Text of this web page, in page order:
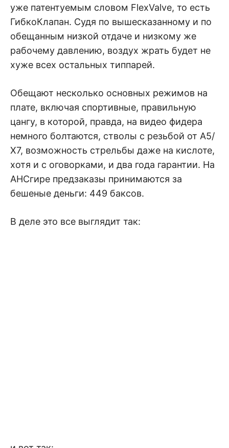
уже патентуемым словом FlexValve, то есть
ГибкоКлапан. Судя по вышесказанному и по
обещанным низкой отдаче и низкому же
рабочему давлению, воздух жрать будет не
хуже всех остальных типпарей.
Обещают несколько основных режимов на
плате, включая спортивные, правильную
цангу, в которой, правда, на видео фидера
немного болтаются, стволы с резьбой от А5/
Х7, возможность стрельбы даже на кислоте,
хотя и с оговорками, и два года гарантии. На
АНСгире предзаказы принимаются за
бешеные деньги: 449 баксов.
В деле это все выглядит так: